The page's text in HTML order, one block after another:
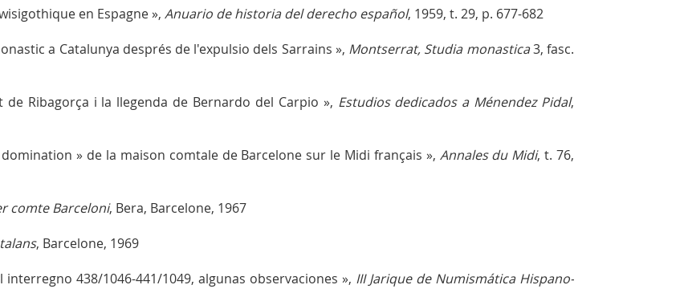
en Espagne », Anuario de historia del derecho español, 1959, t. 29, p. 677-682
a Catalunya després de l'expulsio dels Sarrains », Montserrat, Studia monastica3, fasc.
de Ribagorça i la llegenda de Bernardo del Carpio », Estudios dedicados a Ménendez Pidal,
domination » de la maison comtale de Barcelone sur le Midi français », Annales du Midi, t. 76,
comte Barceloni, Bera, Barcelone, 1967
, Barcelone, 1969
interregno 438/1046-441/1049, algunas observaciones », III Jarique de Numismática Hispano-